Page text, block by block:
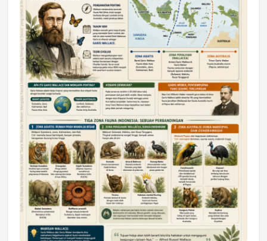
Astra Motor Kalimantan Timur 2 Dukung
Mahasiswa Samarinda dalam Astra
Honda SDGs Future Leaders 2026
Jumat, 10 Jul 2026 19:01